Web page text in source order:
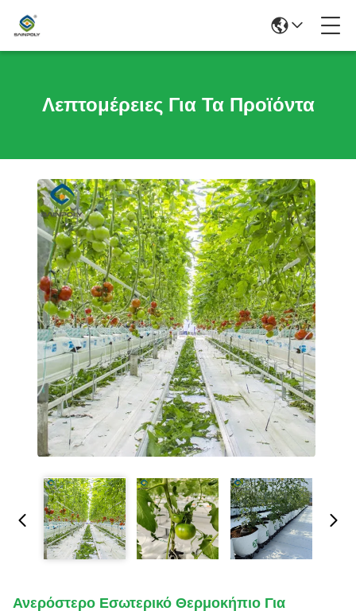
Λεπτομέρειες Για Τα Προϊόντα
Ανερόστερο Εσωτερικό Θερμοκήπιο Για